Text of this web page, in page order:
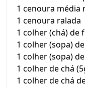
1 cenoura média
1 cenoura ralada
1 colher (chá) de
1 colher (sopa)
1 colher (sopa)
1 colher de chá
1 colher de chá